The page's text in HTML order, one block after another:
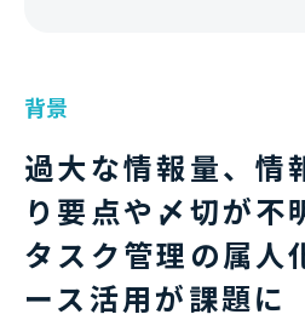
背景
過大な情報量、情
り要点や〆切が不
タスク管理の属人
ース活用が課題に